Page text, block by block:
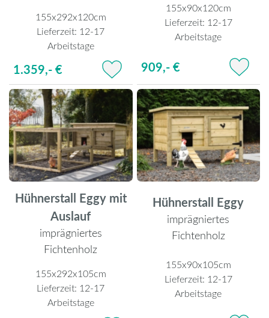
155x292x120cm
Lieferzeit: 12-17
Arbeitstage
1.359,- €
155x90x120cm
Lieferzeit: 12-17
Arbeitstage
909,- €
Hühnerstall Eggy mit
Auslauf
imprägniertes
Fichtenholz
155x292x105cm
Lieferzeit: 12-17
Arbeitstage
Hühnerstall Eggy
imprägniertes
Fichtenholz
155x90x105cm
Lieferzeit: 12-17
Arbeitstage